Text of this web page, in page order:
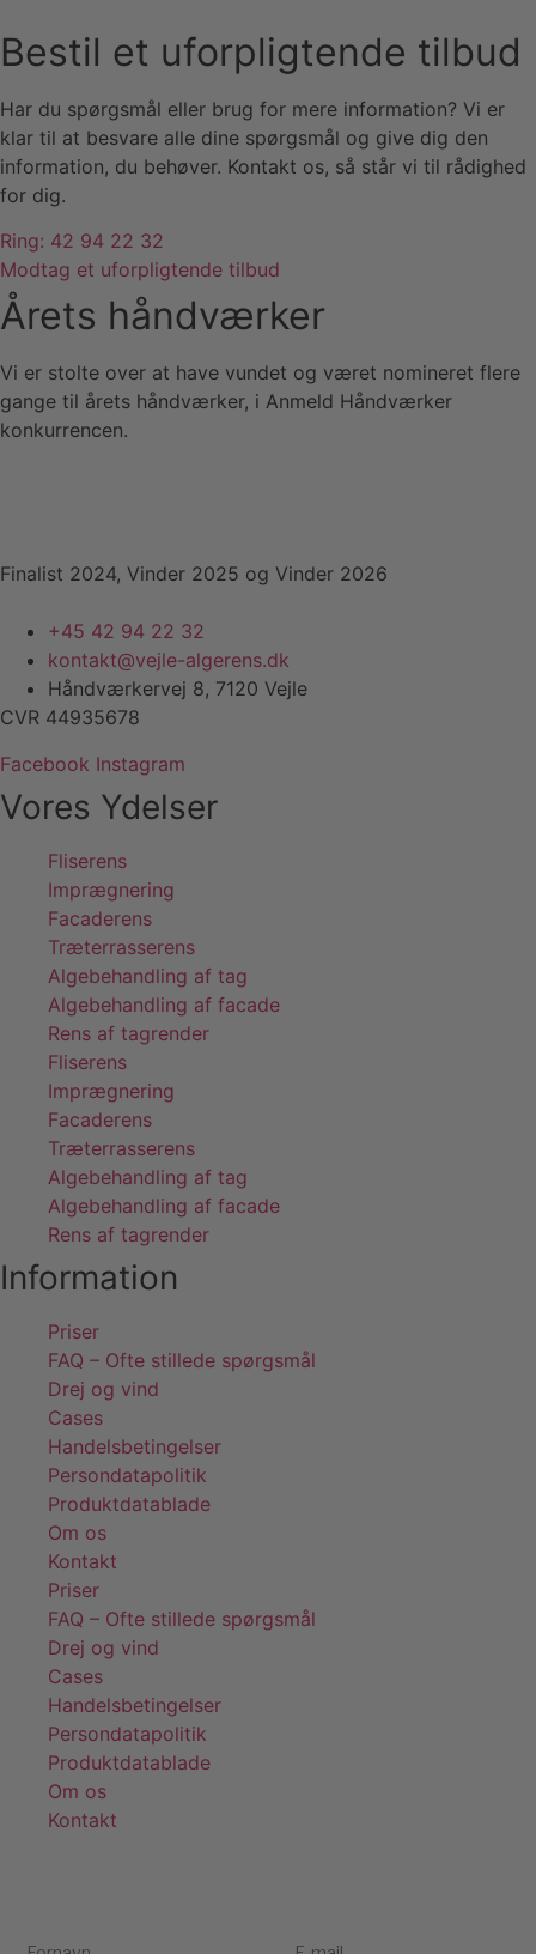
Bestil et uforpligtende tilbud
Har du spørgsmål eller brug for mere information? Vi er
klar til at besvare alle dine spørgsmål og give dig den
information, du behøver. Kontakt os, så står vi til rådighed
for dig.
Ring: 42 94 22 32
Modtag et uforpligtende tilbud
Årets håndværker
Vi er stolte over at have vundet og været nomineret flere
gange til årets håndværker, i Anmeld Håndværker
konkurrencen.
Finalist 2024, Vinder 2025 og Vinder 2026
+45 42 94 22 32
kontakt@vejle-algerens.dk
Håndværkervej 8, 7120 Vejle
CVR 44935678
Facebook Instagram
Vores Ydelser
Fliserens
Imprægnering
Facaderens
Træterrasserens
Algebehandling af tag
Algebehandling af facade
Rens af tagrender
Fliserens
Imprægnering
Facaderens
Træterrasserens
Algebehandling af tag
Algebehandling af facade
Rens af tagrender
Information
Priser
FAQ – Ofte stillede spørgsmål
Drej og vind
Cases
Handelsbetingelser
Persondatapolitik
Produktdatablade
Om os
Kontakt
Priser
FAQ – Ofte stillede spørgsmål
Drej og vind
Cases
Handelsbetingelser
Persondatapolitik
Produktdatablade
Om os
Kontakt